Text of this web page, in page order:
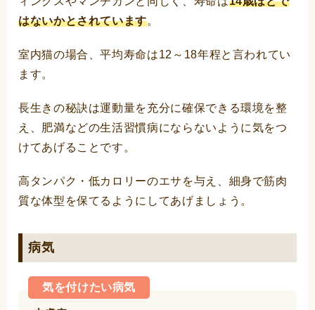
はないかとされています。
室内猫の場合、平均寿命は12～18年程と言われてい
ます。
長生きの秘訣は運動量を充分に確保できる環境を整
え、肥満などの生活習慣病にならないように気をつ
けてあげることです。
高タンパク・低カロリーのエサを与え、細身で筋肉
質な体型を保てるようにしてあげましょう。
病気
気を付けたい病気